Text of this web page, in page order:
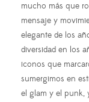
mucho más que
mensaje y
elegante de los
diversidad en los
iconos que
sumergimos en
el glam y el punk,